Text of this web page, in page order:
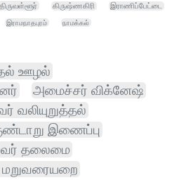
திருவள்ளூர் கிருஷ்ணகிரி
இராணிப்பேட்டை
இராமநாதபுரம் நாமக்கல்
ஊழல்
அமைச்சர் விக்னேஷ்
வலியுறுத்தல்
இணைப்பு
தலைமை
மறுவரையறை